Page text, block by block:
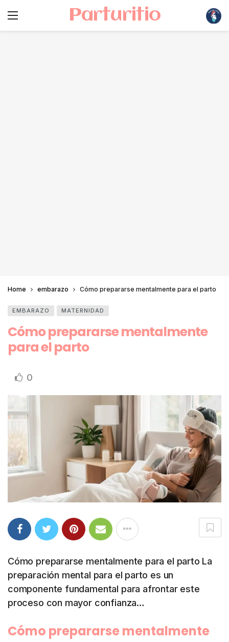
Parturitio
Home embarazo Cómo prepararse mentalmente para el parto
EMBARAZO MATERNIDAD
Cómo prepararse mentalmente
para el parto
0
Cómo prepararse mentalmente para el parto La
preparación mental para el parto es un
componente fundamental para afrontar este
proceso con mayor confianza…
Cómo prepararse mentalmente